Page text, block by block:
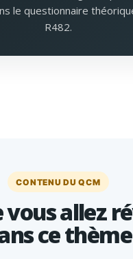
le questionnaire
R482.
CONTENU DU QCM
vous allez
ce thème